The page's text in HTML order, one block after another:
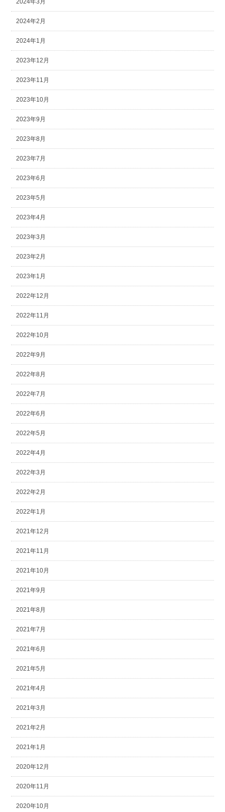
2024年3月
2024年2月
2024年1月
2023年12月
2023年11月
2023年10月
2023年9月
2023年8月
2023年7月
2023年6月
2023年5月
2023年4月
2023年3月
2023年2月
2023年1月
2022年12月
2022年11月
2022年10月
2022年9月
2022年8月
2022年7月
2022年6月
2022年5月
2022年4月
2022年3月
2022年2月
2022年1月
2021年12月
2021年11月
2021年10月
2021年9月
2021年8月
2021年7月
2021年6月
2021年5月
2021年4月
2021年3月
2021年2月
2021年1月
2020年12月
2020年11月
2020年10月